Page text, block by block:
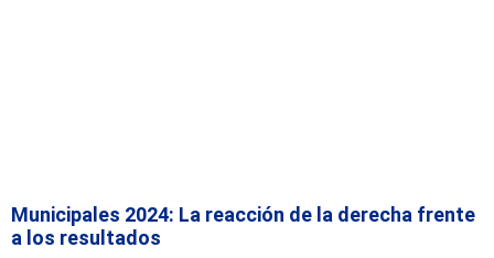
Municipales 2024: La reacción de la derecha frente
a los resultados